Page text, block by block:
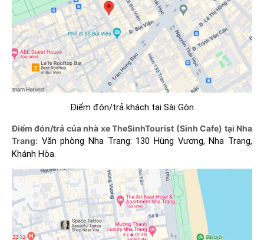
Điểm đón/trả khách tại Sài Gòn
Điểm đón/trả của nhà xe TheSinhTourist (Sinh Cafe) tại Nha
Trang: Văn phòng Nha Trang: 130 Hùng Vương, Nha Trang,
Khánh Hòa.